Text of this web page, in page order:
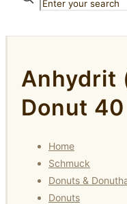
Anhydrit
Donut
Home
Schmuck
Donuts &
Donuts